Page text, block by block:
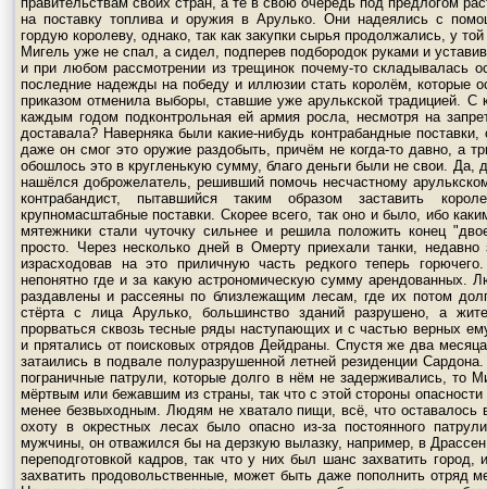
на поставку топлива и оружия в Арулько. Они надеялись с
гордую королеву, однако, так как закупки сырья продолжались, у
Мигель уже не спал, а сидел, подперев подбородок руками и
и при любом рассмотрении из трещинок почему-то складывалась
последние надежды на победу и иллюзии стать королём, которые
приказом отменила выборы, ставшие уже арулькской традицией.
каждым годом подконтрольная ей армия росла, несмотря на
доставала? Наверняка были какие-нибудь контрабандные
даже он смог это оружие раздобыть, причём не когда-то давно, а
обошлось это в кругленькую сумму, благо деньги были не свои. Да,
нашёлся доброжелатель, решивший помочь несчастному
контрабандист, пытавшийся таким образом заставить
крупномасштабные поставки. Скорее всего, так оно и было, ибо
мятежники стали чуточку сильнее и решила положить конец
просто. Через несколько дней в Омерту приехали танки,
израсходовав на это приличную часть редкого теперь
непонятно где и за какую астрономическую сумму
раздавлены и рассеяны по близлежащим лесам, где их потом
стёрта с лица Арулько, большинство зданий разрушено, а
прорваться сквозь тесные ряды наступающих и с частью верных
и прятались от поисковых отрядов Дейдраны. Спустя же два
затаились в подвале полуразрушенной летней резиденции
пограничные патрули, которые долго в нём не задерживались, то
мёртвым или бежавшим из страны, так что с этой стороны
менее безвыходным. Людям не хватало пищи, всё, что оставалось
охоту в окрестных лесах было опасно из-за постоянного
мужчины, он отважился бы на дерзкую вылазку, например, в
переподготовкой кадров, так что у них был шанс захватить
захватить продовольственные, может быть даже пополнить отряд